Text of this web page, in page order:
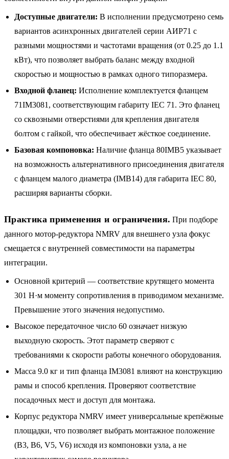
Доступные двигатели: В исполнении предусмотрено семь
вариантов асинхронных двигателей серии АИР71 с
разными мощностями и частотами вращения (от 0.25 до 1.1
кВт), что позволяет выбрать баланс между входной
скоростью и мощностью в рамках одного типоразмера.
Входной фланец: Исполнение комплектуется фланцем
71IM3081, соответствующим габариту IEC 71. Это фланец
со сквозными отверстиями для крепления двигателя
болтом с гайкой, что обеспечивает жёсткое соединение.
Базовая компоновка: Наличие фланца 80IMB5 указывает
на возможность альтернативного присоединения двигателя
с фланцем малого диаметра (IMB14) для габарита IEC 80,
расширяя варианты сборки.
Практика применения и ограничения. При подборе
данного мотор-редуктора NMRV для внешнего узла фокус
смещается с внутренней совместимости на параметры
интеграции.
Основной критерий — соответствие крутящего момента
301 Н·м моменту сопротивления в приводимом механизме.
Превышение этого значения недопустимо.
Высокое передаточное число 60 означает низкую
выходную скорость. Этот параметр сверяют с
требованиями к скорости работы конечного оборудования.
Масса 9.0 кг и тип фланца IM3081 влияют на конструкцию
рамы и способ крепления. Проверяют соответствие
посадочных мест и доступ для монтажа.
Корпус редуктора NMRV имеет универсальные крепёжные
площадки, что позволяет выбрать монтажное положение
(B3, B6, V5, V6) исходя из компоновки узла, а не